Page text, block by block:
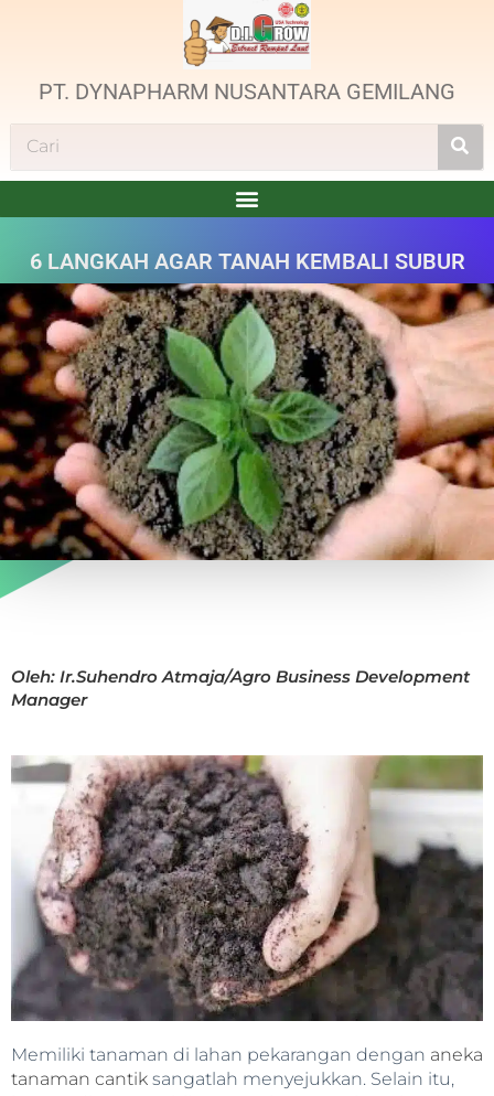
PT. DYNAPHARM NUSANTARA GEMILANG
6 LANGKAH AGAR TANAH KEMBALI SUBUR
Oleh: Ir.Suhendro Atmaja/Agro Business Development
Manager
Memiliki tanaman di lahan pekarangan dengan aneka
tanaman cantik sangatlah menyejukkan. Selain itu,